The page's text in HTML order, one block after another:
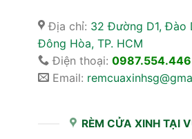
Địa chỉ: 32 Đường D1, Đào
Đông Hòa, TP. HCM
Điện thoại: 0987.554.446
Email:
RÈM CỬA XINH TẠI